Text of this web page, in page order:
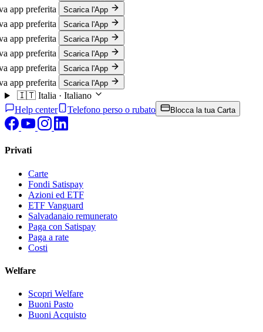
preferita Scarica l'App
preferita Scarica l'App
preferita Scarica l'App
preferita Scarica l'App
preferita Scarica l'App
preferita Scarica l'App
🇮🇹 Italia · Italiano
Help center
Telefono perso o rubato Blocca la tua Carta
Privati
Carte
Fondi Satispay
Azioni ed ETF
ETF Vanguard
Salvadanaio remunerato
Paga con Satispay
Paga a rate
Costi
Welfare
Scopri Welfare
Buoni Pasto
Buoni Acquisto